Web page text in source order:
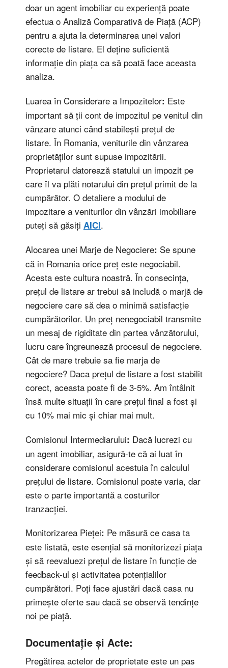
doar un agent imobiliar cu experiență poate
efectua o Analiză Comparativă de Piață (ACP)
pentru a ajuta la determinarea unei valori
corecte de listare. El deține suficientă
informație din piața ca să poată face aceasta
analiza.
Luarea în Considerare a Impozitelor: Este
important să ții cont de impozitul pe venitul din
vânzare atunci când stabilești prețul de
listare. În Romania, veniturile din vânzarea
proprietăților sunt supuse impozitării.
Proprietarul datorează statului un impozit pe
care îl va plăti notarului din prețul primit de la
cumpărător. O detaliere a modului de
impozitare a veniturilor din vânzări imobiliare
puteți să găsiți AICI.
Alocarea unei Marje de Negociere: Se spune
că in Romania orice preț este negociabil.
Acesta este cultura noastră. În consecința,
prețul de listare ar trebui să includă o marjă de
negociere care să dea o minimă satisfacție
cumpărătorilor. Un preț nenegociabil transmite
un mesaj de rigiditate din partea vânzătorului,
lucru care îngreunează procesul de negociere.
Cât de mare trebuie sa fie marja de
negociere? Daca prețul de listare a fost stabilit
corect, aceasta poate fi de 3-5%. Am întâlnit
însă multe situații în care prețul final a fost și
cu 10% mai mic și chiar mai mult.
Comisionul Intermediarului: Dacă lucrezi cu
un agent imobiliar, asigură-te că ai luat în
considerare comisionul acestuia în calculul
prețului de listare. Comisionul poate varia, dar
este o parte importantă a costurilor
tranzacției.
Monitorizarea Pieței: Pe măsură ce casa ta
este listată, este esențial să monitorizezi piața
și să reevaluezi prețul de listare în funcție de
feedback-ul și activitatea potențialilor
cumpărători. Poți face ajustări dacă casa nu
primește oferte sau dacă se observă tendințe
noi pe piață.
Documentație și Acte:
Pregătirea actelor de proprietate este un pas